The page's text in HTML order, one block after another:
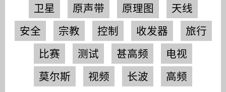
卫星
原声带 原理图
天线
安全
宗教 控制 收发器
旅行
比赛
测试 甚高频
电视
莫尔斯
视频 长波 高频